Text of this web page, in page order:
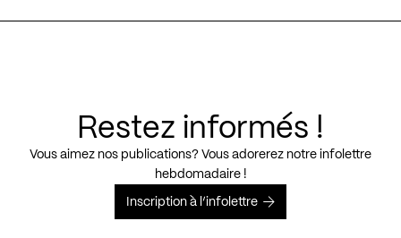
Restez informés !
Vous aimez nos publications? Vous adorerez notre infolettre
hebdomadaire !
Inscription à l’infolettre